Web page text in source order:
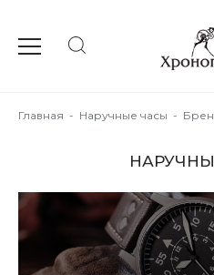
Главная - Наручные часы -